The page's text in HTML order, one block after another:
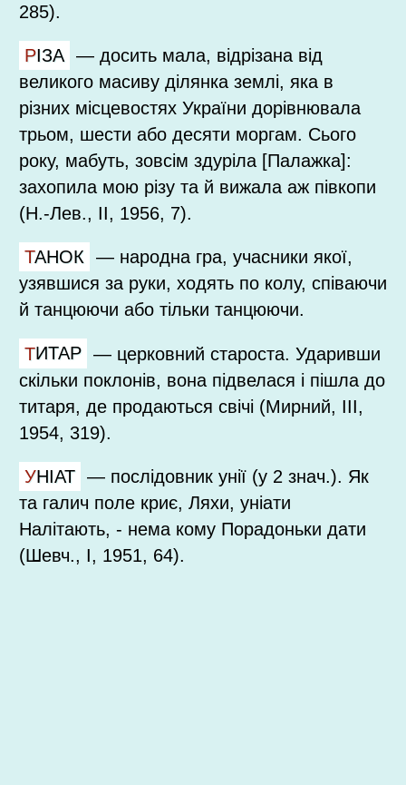
285).
РІЗА — досить мала, відрізана від
великого масиву ділянка землі, яка в
різних місцевостях України дорівнювала
трьом, шести або десяти моргам. Сього
року, мабуть, зовсім здуріла [Палажка]:
захопила мою різу та й вижала аж півкопи
(Н.-Лев., II, 1956, 7).
ТАНОК — народна гра, учасники якої,
узявшися за руки, ходять по колу, співаючи
й танцюючи або тільки танцюючи.
ТИТАР — церковний староста. Ударивши
скільки поклонів, вона підвелася і пішла до
титаря, де продаються свічі (Мирний, III,
1954, 319).
УНІАТ — послідовник унії (у 2 знач.). Як
та галич поле криє, Ляхи, уніати
Налітають, - нема кому Порадоньки дати
(Шевч., I, 1951, 64).